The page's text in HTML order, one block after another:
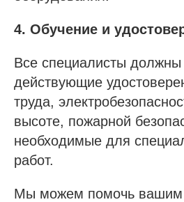
4. Обучение и
Все специалисты должны
действующие
труда,
высоте, пожарной
необходимые для
работ.
Мы можем помочь вашим